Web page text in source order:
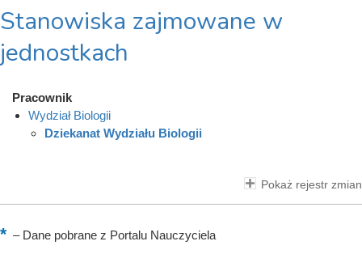
Stanowiska zajmowane w
jednostkach
Pracownik
Wydział Biologii
Dziekanat Wydziału Biologii
Pokaż rejestr zmian
–Dane pobrane z Portalu Nauczyciela